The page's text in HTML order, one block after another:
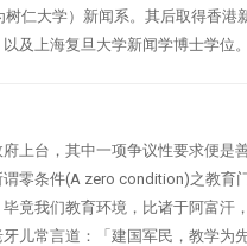
树仁大学）新闻系。其后取得香港
及上海复旦大学新闻学博士学位
上台，其中一项争议性要求便是
零条件(A zero condition)之教育
竟我们教育环境，比诸于阿富汗
儿常言道：「建国军民，教学为